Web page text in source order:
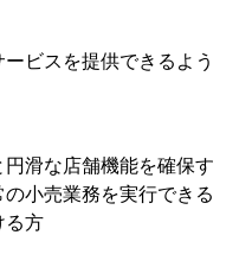
ビスを提供できるよう
滑な店舗機能を確保す
小売業務を実行できる
る方